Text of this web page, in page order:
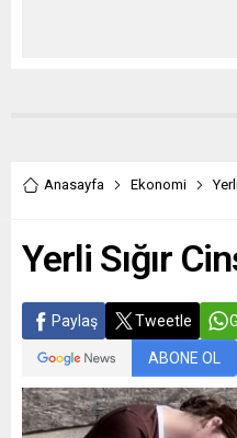
Anasayfa Ekonomi
Yerli Sığır
Paylaş Tweetle
ABONE OL